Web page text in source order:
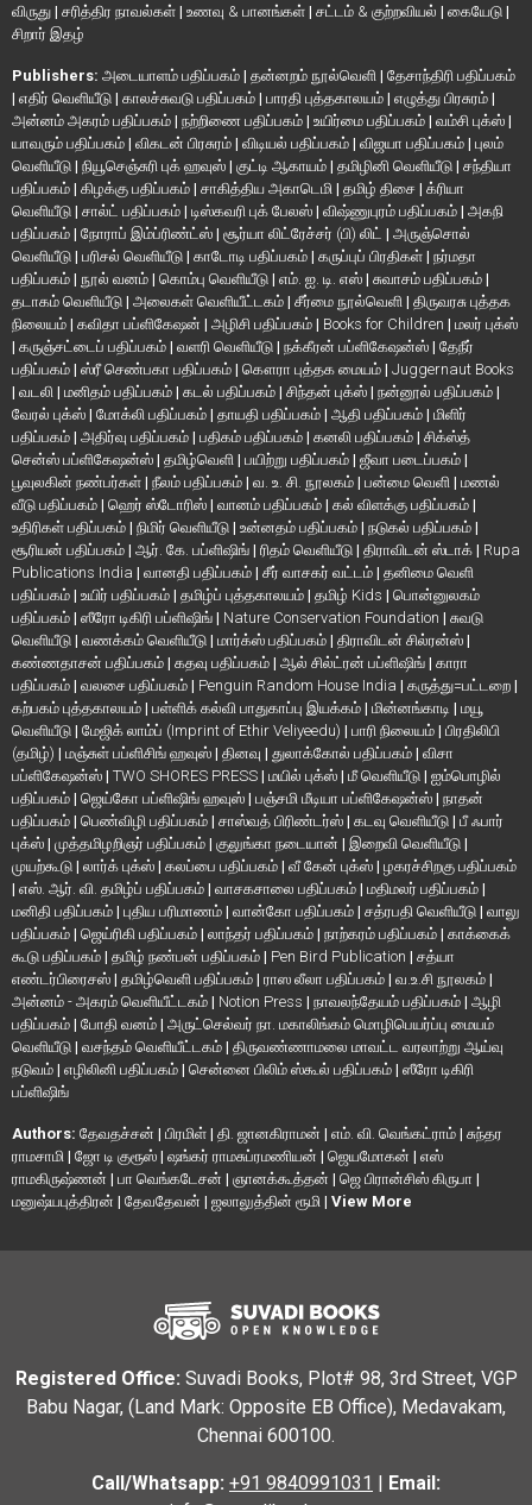
விருது | சரித்திர நாவல்கள் | உணவு & பானங்கள் | சட்டம் & குற்றவியல் | கையேடு |
சிறார் இதழ்
Publishers: அடையாளம் பதிப்பகம் | தன்னறம் நூல்வெளி | தேசாந்திரி பதிப்பகம்
| எதிர் வெளியீடு | காலச்சுவடு பதிப்பகம் | பாரதி புத்தகாலயம் | எழுத்து பிரசுரம் |
அன்னம் அகரம் பதிப்பகம் | நற்றிணை பதிப்பகம் | உயிர்மை பதிப்பகம் | வம்சி புக்ஸ் |
யாவரும் பதிப்பகம் | விகடன் பிரசுரம் | விடியல் பதிப்பகம் | விஜயா பதிப்பகம் | புலம்
வெளியீடு | நியூசெஞ்சுரி புக் ஹவுஸ் | குட்டி ஆகாயம் | தமிழினி வெளியீடு | சந்தியா
பதிப்பகம் | கிழக்கு பதிப்பகம் | சாகித்திய அகாடெமி | தமிழ் திசை | க்ரியா
வெளியீடு | சால்ட் பதிப்பகம் | டிஸ்கவரி புக் பேலஸ் | விஷ்ணுபுரம் பதிப்பகம் | அகநி
பதிப்பகம் | நோராப் இம்ப்ரிண்ட்ஸ் | சூர்யா லிட்ரேச்சர் (பி) லிட் | அருஞ்சொல்
வெளியீடு | பரிசல் வெளியீடு | காடோடி பதிப்பகம் | கருப்புப் பிரதிகள் | நர்மதா
பதிப்பகம் | நூல் வனம் | கொம்பு வெளியீடு | எம். ஐ. டி. எஸ் | சுவாசம் பதிப்பகம் |
தடாகம் வெளியீடு | அலைகள் வெளியீட்டகம் | சீர்மை நூல்வெளி | திருவரசு புத்தக
நிலையம் | கவிதா பப்ளிகேஷன் | அழிசி பதிப்பகம் | Books for Children | மலர் புக்ஸ்
| கருஞ்சட்டைப் பதிப்பகம் | வளரி வெளியீடு | நக்கீரன் பப்ளிகேஷன்ஸ் | தேநீர்
பதிப்பகம் | ஸ்ரீ செண்பகா பதிப்பகம் | கௌரா புத்தக மையம் | Juggernaut Books
| வடலி | மனிதம் பதிப்பகம் | கடல் பதிப்பகம் | சிந்தன் புக்ஸ் | நன்னூல் பதிப்பகம் |
வேரல் புக்ஸ் | மோக்லி பதிப்பகம் | தாயதி பதிப்பகம் | ஆதி பதிப்பகம் | மிளிர்
பதிப்பகம் | அதிர்வு பதிப்பகம் | பதிகம் பதிப்பகம் | கனலி பதிப்பகம் | சிக்ஸ்த்
சென்ஸ் பப்ளிகேஷன்ஸ் | தமிழ்வெளி | பயிற்று பதிப்பகம் | ஜீவா படைப்பகம் |
பூவுலகின் நண்பர்கள் | நீலம் பதிப்பகம் | வ. உ. சி. நூலகம் | பன்மை வெளி | மணல்
வீடு பதிப்பகம் | ஹெர் ஸ்டோரிஸ் | வானம் பதிப்பகம் | கல் விளக்கு பதிப்பகம் |
உதிரிகள் பதிப்பகம் | நிமிர் வெளியீடு | உன்னதம் பதிப்பகம் | நடுகல் பதிப்பகம் |
சூரியன் பதிப்பகம் | ஆர். கே. பப்ளிஷிங் | ரிதம் வெளியீடு | திராவிடன் ஸ்டாக் | Rupa
Publications India | வானதி பதிப்பகம் | சீர் வாசகர் வட்டம் | தனிமை வெளி
பதிப்பகம் | உயிர் பதிப்பகம் | தமிழ்ப் புத்தகாலயம் | தமிழ் Kids | பொன்னுலகம்
பதிப்பகம் | ஸீரோ டிகிரி பப்ளிஷிங் | Nature Conservation Foundation | சுவடு
வெளியீடு | வணக்கம் வெளியீடு | மார்க்ஸ் பதிப்பகம் | திராவிடன் சில்ரன்ஸ் |
கண்ணதாசன் பதிப்பகம் | கதவு பதிப்பகம் | ஆல் சில்ட்ரன் பப்ளிஷிங் | காரா
பதிப்பகம் | வலசை பதிப்பகம் | Penguin Random House India | கருத்து=பட்டறை |
கற்பகம் புத்தகாலயம் | பள்ளிக் கல்வி பாதுகாப்பு இயக்கம் | மின்னங்காடி | மயூ
வெளியீடு | மேஜிக் லாம்ப் (Imprint of Ethir Veliyeedu) | பாரி நிலையம் | பிரதிலிபி
(தமிழ்) | மஞ்சுள் பப்ளிசிங் ஹவுஸ் | தினவு | துலாக்கோல் பதிப்பகம் | விசா
பப்ளிகேஷன்ஸ் | TWO SHORES PRESS | மயில் புக்ஸ் | மீ வெளியீடு | ஐம்பொழில்
பதிப்பகம் | ஜெய்கோ பப்ளிஷிங் ஹவுஸ் | பஞ்சமி மீடியா பப்ளிகேஷன்ஸ் | நாதன்
பதிப்பகம் | பெண்விழி பதிப்பகம் | சாஸ்வத் பிரிண்டர்ஸ் | கடவு வெளியீடு | பீ ஃபார்
புக்ஸ் | முத்தமிழறிஞர் பதிப்பகம் | குலுங்கா நடையான் | இறைவி வெளியீடு |
முயற்கூடு | லார்க் புக்ஸ் | கலப்பை பதிப்பகம் | வீ கேன் புக்ஸ் | ழகரச்சிறகு பதிப்பகம்
| எஸ். ஆர். வி. தமிழ்ப் பதிப்பகம் | வாசகசாலை பதிப்பகம் | மதிமலர் பதிப்பகம் |
மனிதி பதிப்பகம் | புதிய பரிமாணம் | வான்கோ பதிப்பகம் | சத்ரபதி வெளியீடு | வாலு
பதிப்பகம் | ஜெய்ரிகி பதிப்பகம் | லாந்தர் பதிப்பகம் | நாற்கரம் பதிப்பகம் | காக்கைக்
கூடு பதிப்பகம் | தமிழ் நண்பன் பதிப்பகம் | Pen Bird Publication | சத்யா
எண்டர்பிரைசஸ் | தமிழ்வெளி பதிப்பகம் | ராஸ லீலா பதிப்பகம் | வ.உ.சி நூலகம் |
அன்னம் - அகரம் வெளியீட்டகம் | Notion Press | நாவலந்தேயம் பதிப்பகம் | ஆழி
பதிப்பகம் | போதி வனம் | அருட்செல்வர் நா. மகாலிங்கம் மொழிபெயர்ப்பு மையம்
வெளியீடு | வசந்தம் வெளியீட்டகம் | திருவண்ணாமலை மாவட்ட வரலாற்று ஆய்வு
நடுவம் | எழிலினி பதிப்பகம் | சென்னை பிலிம் ஸ்கூல் பதிப்பகம் | ஸீரோ டிகிரி
பப்ளிஷிங்
Authors: தேவதச்சன் | பிரமிள் | தி. ஜானகிராமன் | எம். வி. வெங்கட்ராம் | சுந்தர
ராமசாமி | ஜோ டி குரூஸ் | ஷங்கர் ராமசுப்ரமணியன் | ஜெயமோகன் | எஸ்
ராமகிருஷ்ணன் | பா வெங்கடேசன் | ஞானக்கூத்தன் | ஜெ பிரான்சிஸ் கிருபா |
மனுஷ்யபுத்திரன் | தேவதேவன் | ஜலாலுத்தின் ரூமி | View More
Registered Office: Suvadi Books, Plot# 98, 3rd Street, VGP
Babu Nagar, (Land Mark: Opposite EB Office), Medavakam,
Chennai 600100.
Call/Whatsapp: +91 9840991031 | Email: